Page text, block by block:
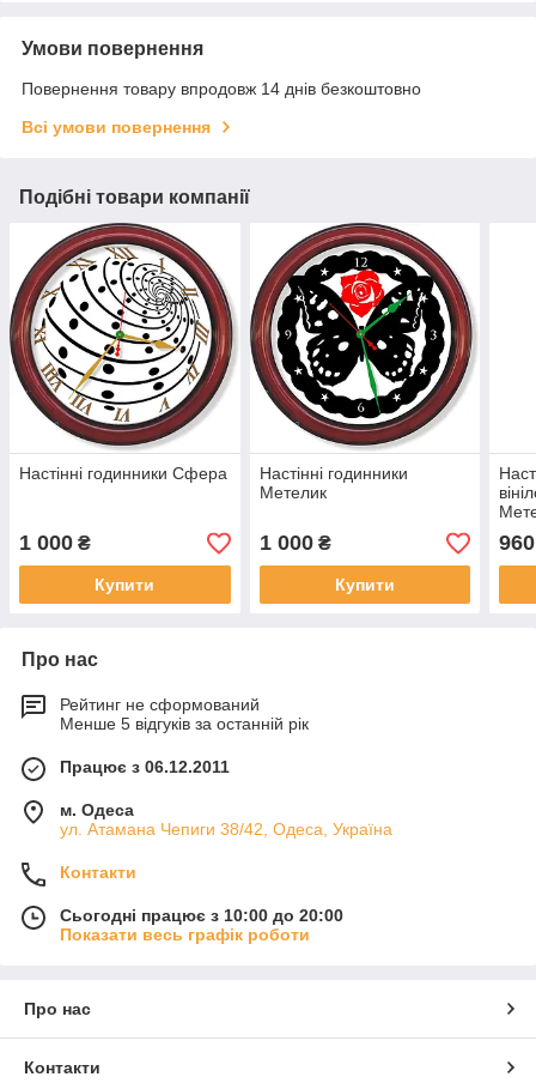
Умови повернення
Повернення товару впродовж 14 днів безкоштовно
Всі умови повернення
Подібні товари компанії
Настінні годинники Сфера
1 000 ₴
Купити
Настінні годинники
Метелик
1 000₴
Купити
960
Про нас
Рейтинг не сформований
Менше 5 відгуків за останній рік
Працює з 06.12.2011
м. Одеса
ул. Атамана Чепиги 38/42, Одеса, Україна
Контакти
Сьогодні працює з 10:00 до 20:00
Показати весь графік роботи
Про нас
Контакти